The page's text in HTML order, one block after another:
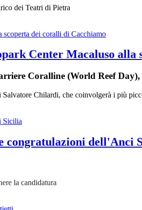
dei Teatri di Pietra
Center Macaluso
Coralline (World Reef Day),
Chilardi, che coinvolgerà i più
dell'Anci
la candidatura